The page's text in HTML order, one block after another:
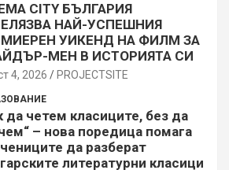
CITY БЪЛГАРИЯ
НАЙ-УСПЕШНИЯ
УИКЕНД НА ФИЛМ ЗА
МЕН В ИСТОРИЯТА СИ
4, 2026 PROJECTSITЕ
да четем класиците, без да
– нова поредица помага
да разберат
литературни класици